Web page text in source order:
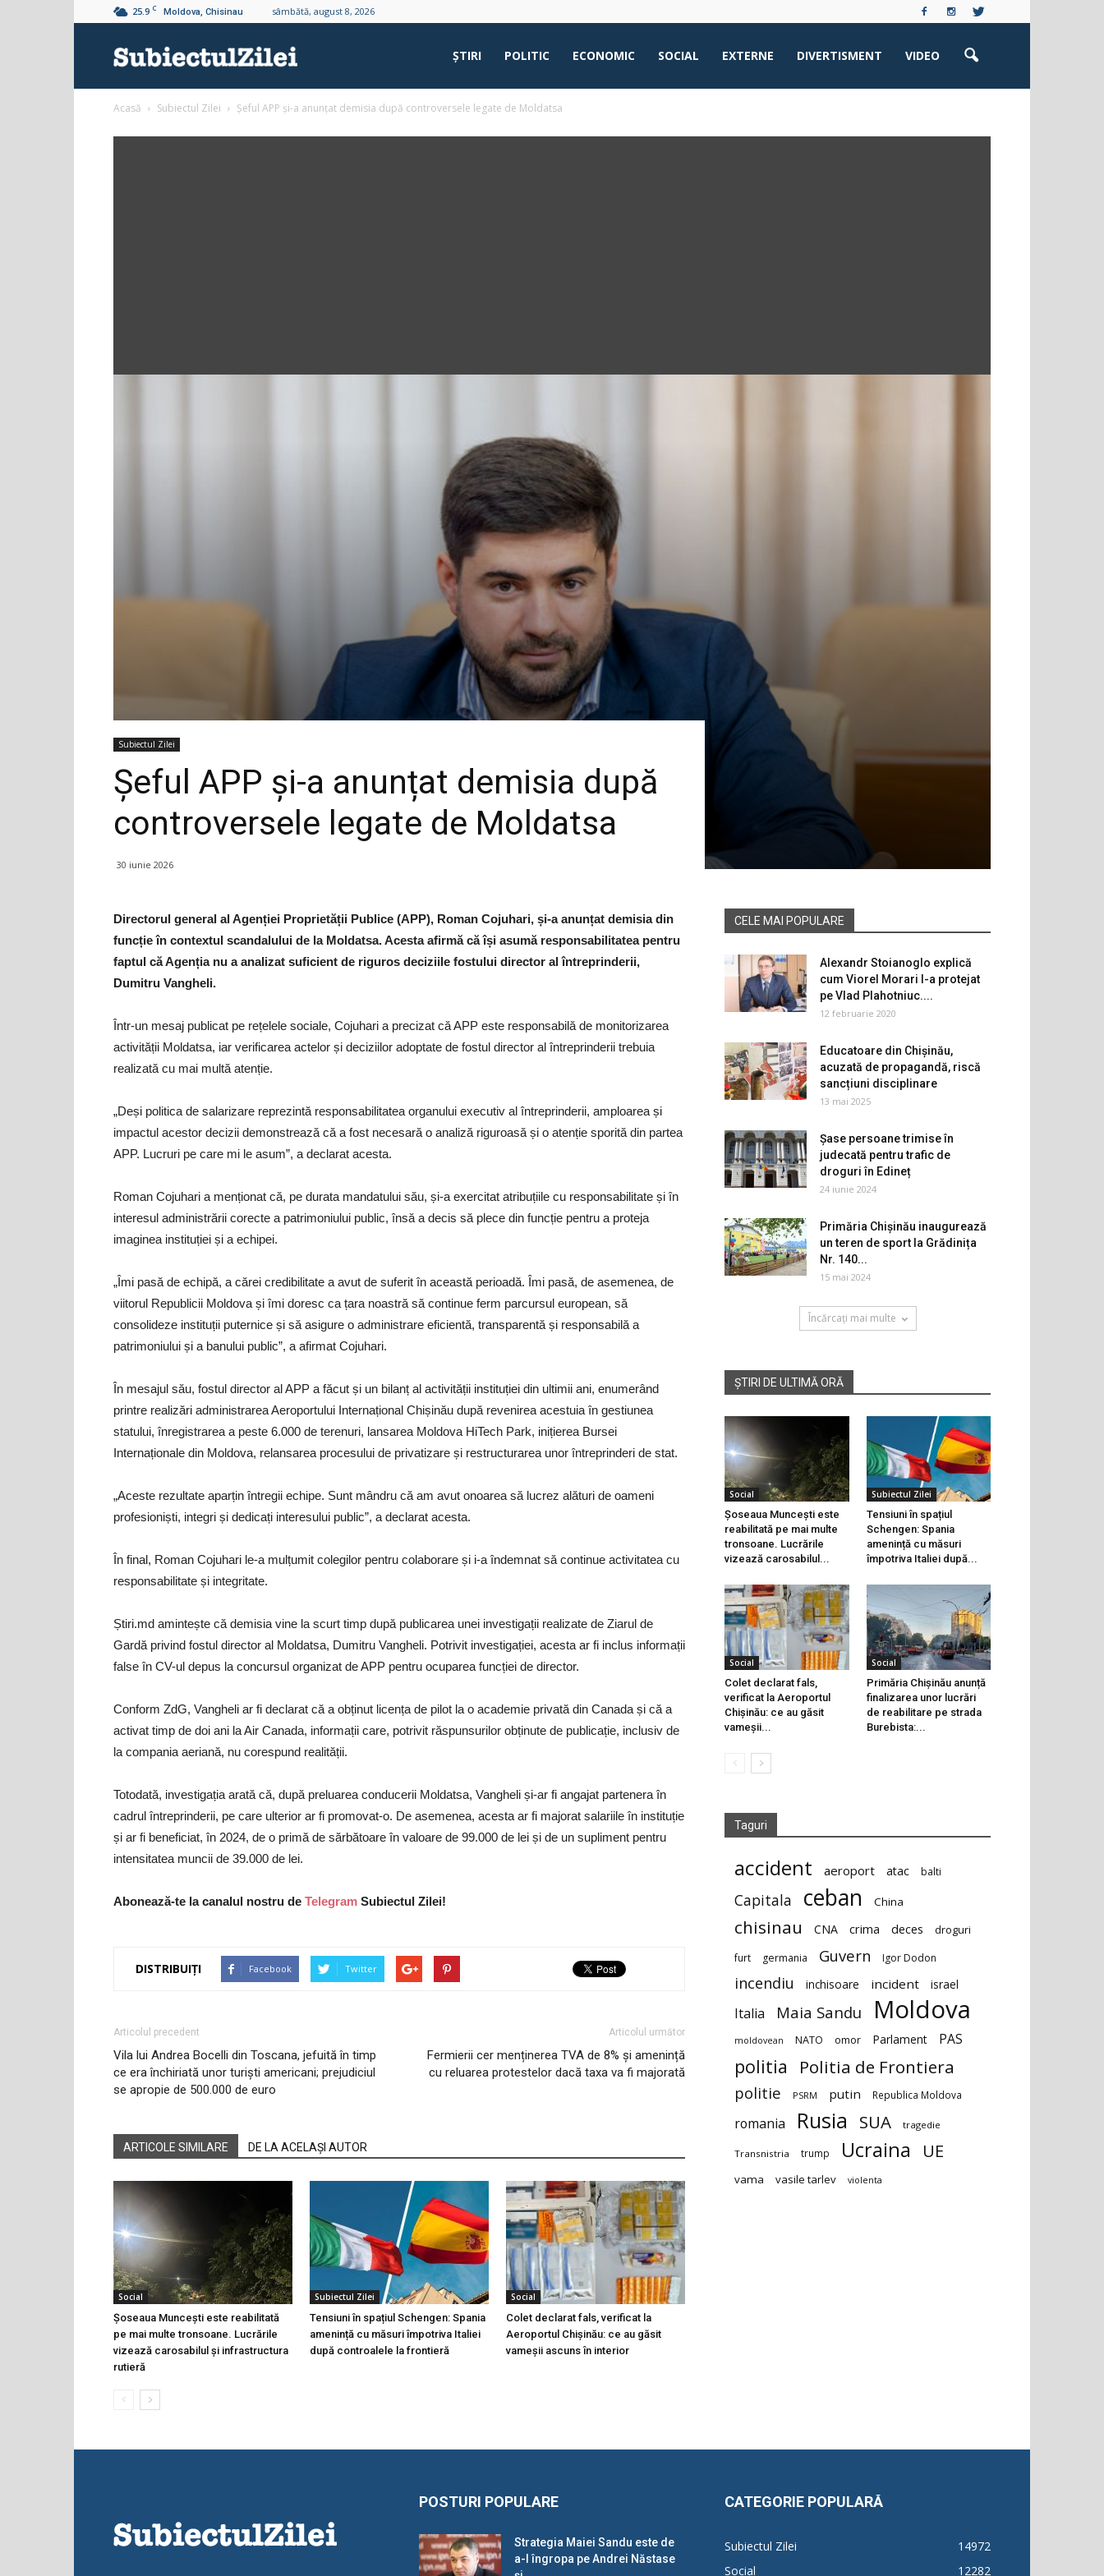
25.9 C Moldova, Chisinau sâmbătă, august 8, 2026
ŞTIRI POLITIC ECONOMIC SOCIAL EXTERNE DIVERTISMENT VIDEO
Acasă Subiectul Zilei Șeful APP și-a anunțat demisia după controversele legate de Moldatsa
Subiectul Zilei
Șeful APP și-a anunțat demisia după
controversele legate de Moldatsa
30 iunie 2026
Directorul general al Agenției Proprietății Publice (APP), Roman Cojuhari, și-a anunțat demisia din
funcție în contextul scandalului de la Moldatsa. Acesta afirmă că își asumă responsabilitatea pentru
faptul că Agenția nu a analizat suficient de riguros deciziile fostului director al întreprinderii,
Dumitru Vangheli.
Într-un mesaj publicat pe rețelele sociale, Cojuhari a precizat că APP este responsabilă de monitorizarea
activității Moldatsa, iar verificarea actelor și deciziilor adoptate de fostul director al întreprinderii trebuia
realizată cu mai multă atenție.
„Deși politica de salarizare reprezintă responsabilitatea organului executiv al întreprinderii, amploarea și
impactul acestor decizii demonstrează că a fost necesară o analiză riguroasă și o atenție sporită din partea
APP. Lucruri pe care mi le asum”, a declarat acesta.
Roman Cojuhari a menționat că, pe durata mandatului său, și-a exercitat atribuțiile cu responsabilitate și în
interesul administrării corecte a patrimoniului public, însă a decis să plece din funcție pentru a proteja
imaginea instituției și a echipei.
„Îmi pasă de echipă, a cărei credibilitate a avut de suferit în această perioadă. Îmi pasă, de asemenea, de
viitorul Republicii Moldova și îmi doresc ca țara noastră să continue ferm parcursul european, să
consolideze instituții puternice și să asigure o administrare eficientă, transparentă și responsabilă a
patrimoniului și a banului public”, a afirmat Cojuhari.
În mesajul său, fostul director al APP a făcut și un bilanț al activității instituției din ultimii ani, enumerând
printre realizări administrarea Aeroportului Internațional Chișinău după revenirea acestuia în gestiunea
statului, înregistrarea a peste 6.000 de terenuri, lansarea Moldova HiTech Park, inițierea Bursei
Internaționale din Moldova, relansarea procesului de privatizare și restructurarea unor întreprinderi de stat.
„Aceste rezultate aparțin întregii echipe. Sunt mândru că am avut onoarea să lucrez alături de oameni
profesioniști, integri și dedicați interesului public”, a declarat acesta.
În final, Roman Cojuhari le-a mulțumit colegilor pentru colaborare și i-a îndemnat să continue activitatea cu
responsabilitate și integritate.
Știri.md amintește că demisia vine la scurt timp după publicarea unei investigații realizate de Ziarul de
Gardă privind fostul director al Moldatsa, Dumitru Vangheli. Potrivit investigației, acesta ar fi inclus informații
false în CV-ul depus la concursul organizat de APP pentru ocuparea funcției de director.
Conform ZdG, Vangheli ar fi declarat că a obținut licența de pilot la o academie privată din Canada și că a
activat timp de doi ani la Air Canada, informații care, potrivit răspunsurilor obținute de publicație, inclusiv de
la compania aeriană, nu corespund realității.
Totodată, investigația arată că, după preluarea conducerii Moldatsa, Vangheli și-ar fi angajat partenera în
cadrul întreprinderii, pe care ulterior ar fi promovat-o. De asemenea, acesta ar fi majorat salariile în instituție
și ar fi beneficiat, în 2024, de o primă de sărbătoare în valoare de 99.000 de lei și de un supliment pentru
intensitatea muncii de 39.000 de lei.
Abonează-te la canalul nostru de Telegram Subiectul Zilei!
DISTRIBUIȚI Facebook Twitter
Articolul precedent
Vila lui Andrea Bocelli din Toscana, jefuită în timp
ce era închiriată unor turiști americani; prejudiciul
se apropie de 500.000 de euro
Articolul următor
Fermierii cer menținerea TVA de 8% și amenință
cu reluarea protestelor dacă taxa va fi majorată
ARTICOLE SIMILARE DE LA ACELAȘI AUTOR
Social
Șoseaua Muncești este reabilitată
pe mai multe tronsoane. Lucrările
vizează carosabilul și infrastructura
rutieră
Subiectul Zilei
Tensiuni în spațiul Schengen: Spania
amenință cu măsuri împotriva Italiei
după controalele la frontieră
Social
Colet declarat fals, verificat la
Aeroportul Chișinău: ce au găsit
vameșii ascuns în interior
CELE MAI POPULARE
Alexandr Stoianoglo explică
cum Viorel Morari l-a protejat
pe Vlad Plahotniuc....
12 februarie 2020
Educatoare din Chișinău,
acuzată de propagandă, riscă
sancțiuni disciplinare
13 mai 2025
Șase persoane trimise în
judecată pentru trafic de
droguri în Edineț
24 iunie 2024
Primăria Chișinău inaugurează
un teren de sport la Grădinița
Nr. 140...
15 mai 2024
Încărcați mai multe
ȘTIRI DE ULTIMĂ ORĂ
Social
Șoseaua Muncești este
reabilitată pe mai multe
tronsoane. Lucrările
vizează carosabilul...
Subiectul Zilei
Tensiuni în spațiul
Schengen: Spania
amenință cu măsuri
împotriva Italiei după...
Social
Colet declarat fals,
verificat la Aeroportul
Chișinău: ce au găsit
vameșii...
Social
Primăria Chișinău anunță
finalizarea unor lucrări
de reabilitare pe strada
Burebista:...
Taguri
accident aeroport atac balti
Capitala ceban China
chisinau CNA crima deces droguri
furt germania Guvern Igor Dodon
incendiu inchisoare incident israel
Italia Maia Sandu Moldova
moldovean NATO omor Parlament PAS
politia Politia de Frontiera
politie PSRM putin Republica Moldova
romania Rusia SUA tragedie
Transnistria trump Ucraina UE
vama vasile tarlev violenta
POSTURI POPULARE
Strategia Maiei Sandu este de
a-l îngropa pe Andrei Năstase
CATEGORIE POPULARĂ
Subiectul Zilei
14972
Social
12282